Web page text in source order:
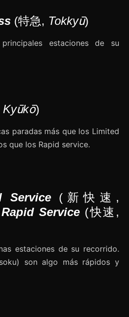
(特急, Tokkyū)
estaciones de su
Kyūkō)
paradas más que los Limited
que los Rapid service.
Service(新快速,
Rapid Service (快速,
estaciones de su recorrido.
son algo más rápidos y